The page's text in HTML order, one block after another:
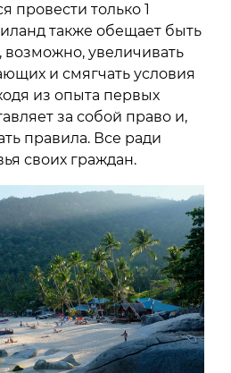
провести только 1
также обещает быть
увеличивать
и смягчать условия
из опыта первых
за собой право и,
правила. Все ради
своих граждан.